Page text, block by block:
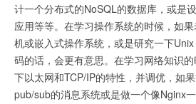
计一个分布式的NoSQL的数据库，或是
应用等等。在学习操作系统的时候，如
机或嵌入式操作系统，或是研究一下
码的话，会更有意思。在学习网络知识
下以太网和TCP/IP的特性，并调优，如
pub/sub的消息系统或是做一个像Nginx